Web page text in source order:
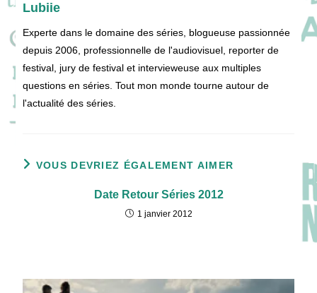
Lubiie
Experte dans le domaine des séries, blogueuse passionnée
depuis 2006, professionnelle de l'audiovisuel, reporter de
festival, jury de festival et intervieweuse aux multiples
questions en séries. Tout mon monde tourne autour de
l'actualité des séries.
VOUS DEVRIEZ ÉGALEMENT AIMER
Date Retour Séries 2012
1 janvier 2012